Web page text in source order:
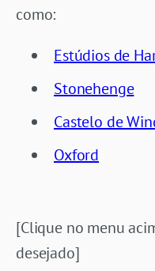
como:
Estúdios de
Stonehenge
Castelo de
Oxford
[Clique no menu
desejado]